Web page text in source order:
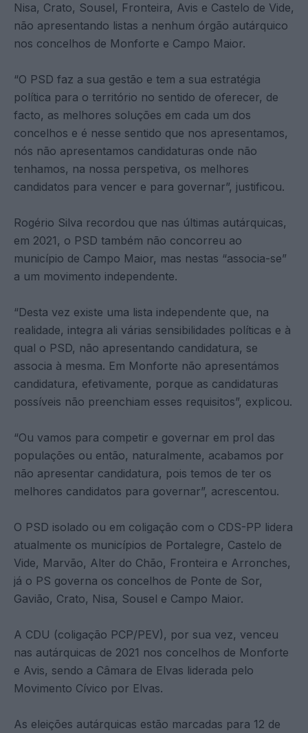
Nisa, Crato, Sousel, Fronteira, Avis e Castelo de Vide,
não apresentando listas a nenhum órgão autárquico
nos concelhos de Monforte e Campo Maior.
“O PSD faz a sua gestão e tem a sua estratégia
política para o território no sentido de oferecer, de
facto, as melhores soluções em cada um dos
concelhos e é nesse sentido que nos apresentamos,
nós não apresentamos candidaturas onde não
tenhamos, na nossa perspetiva, os melhores
candidatos para vencer e para governar”, justificou.
Rogério Silva recordou que nas últimas autárquicas,
em 2021, o PSD também não concorreu ao
município de Campo Maior, mas nestas “associa-se”
a um movimento independente.
“Desta vez existe uma lista independente que, na
realidade, integra ali várias sensibilidades políticas e à
qual o PSD, não apresentando candidatura, se
associa à mesma. Em Monforte não apresentámos
candidatura, efetivamente, porque as candidaturas
possíveis não preenchiam esses requisitos”, explicou.
“Ou vamos para competir e governar em prol das
populações ou então, naturalmente, acabamos por
não apresentar candidatura, pois temos de ter os
melhores candidatos para governar”, acrescentou.
O PSD isolado ou em coligação com o CDS-PP lidera
atualmente os municípios de Portalegre, Castelo de
Vide, Marvão, Alter do Chão, Fronteira e Arronches,
já o PS governa os concelhos de Ponte de Sor,
Gavião, Crato, Nisa, Sousel e Campo Maior.
A CDU (coligação PCP/PEV), por sua vez, venceu
nas autárquicas de 2021 nos concelhos de Monforte
e Avis, sendo a Câmara de Elvas liderada pelo
Movimento Cívico por Elvas.
As eleições autárquicas estão marcadas para 12 de